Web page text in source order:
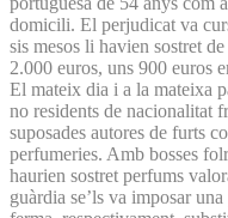
domicili. El perjudicat va
sis mesos li havien sostret
2.000 euros, uns 900 euros
El mateix dia i a la mateixa
no residents de nacionalitat
suposades autores de furts
perfumeries. Amb bosses
haurien sostret perfums
guàrdia se’ls va imposar